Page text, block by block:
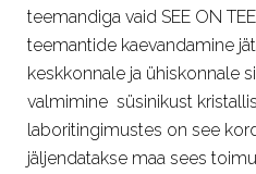
teemandiga vaid SEE ON
teemantide kaevandamine
keskkonnale ja ühiskonnale
valmimine süsinikust
laboritingimustes on see
jäljendatakse maa sees